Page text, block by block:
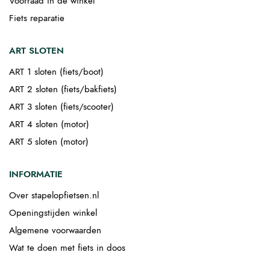
Fiets reparatie
ART SLOTEN
ART 1 sloten (fiets/boot)
ART 2 sloten (fiets/bakfiets)
ART 3 sloten (fiets/scooter)
ART 4 sloten (motor)
ART 5 sloten (motor)
INFORMATIE
Over stapelopfietsen.nl
Openingstijden winkel
Algemene voorwaarden
Wat te doen met fiets in doos